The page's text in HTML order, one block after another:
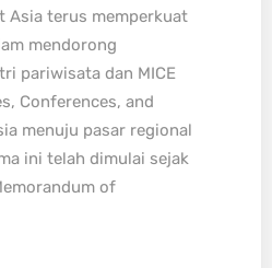
Asia terus memperkuat
mendorong
pariwisata dan MICE
Conferences, and
menuju pasar regional
ini telah dimulai sejak
of